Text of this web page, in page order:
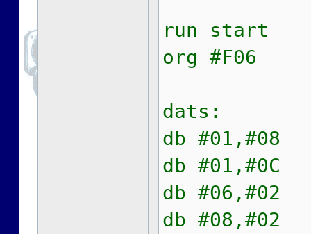
run start
org #F06
dats:
db #01,#08
db #01,#0C
db #06,#02
db #08,#02